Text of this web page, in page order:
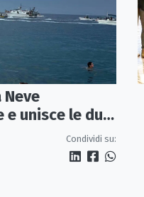
Neve
unisce le due
Condividi su: